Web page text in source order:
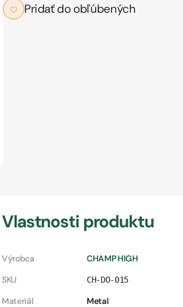
Pridať do obľúbených
Vlastnosti produktu
Výrobca
CHAMP HIGH
SKU
CH-DO-015
Materiál Metal